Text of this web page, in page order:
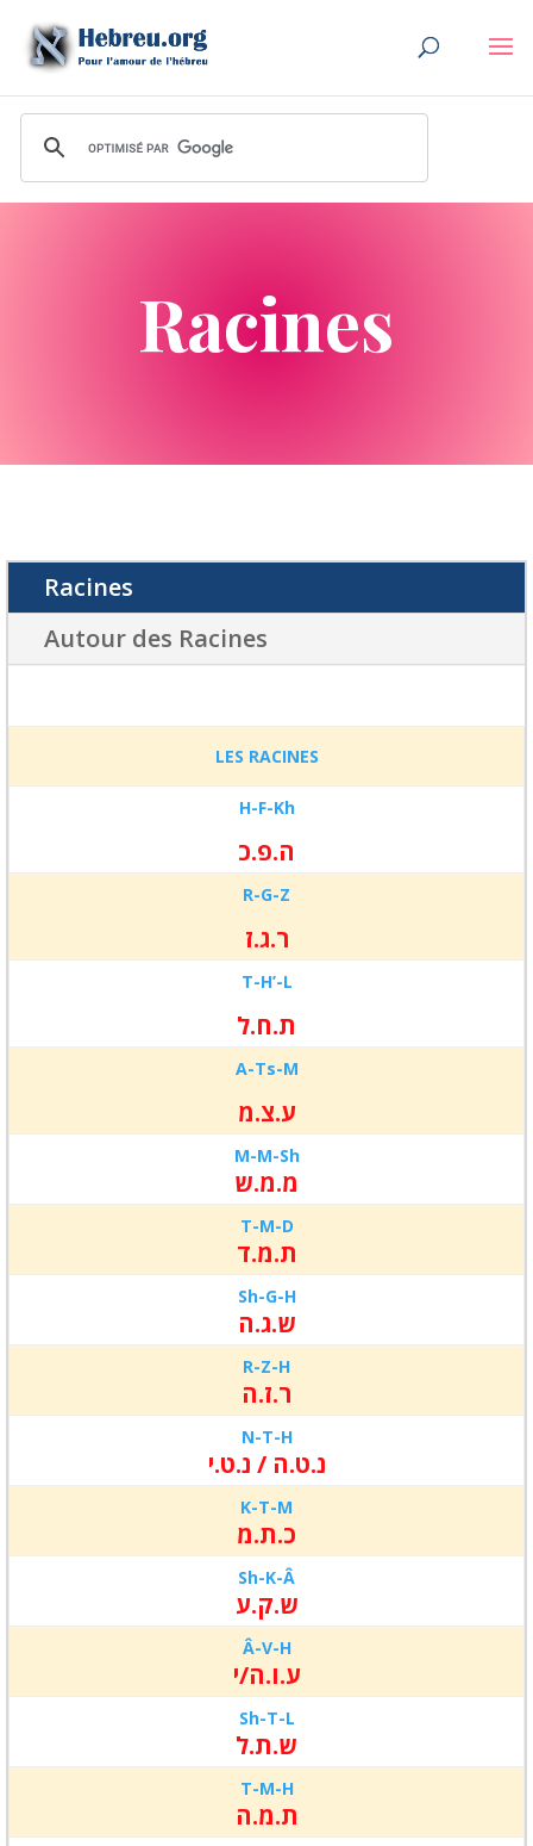
Racines
Racines
Autour des Racines
LES RACINES
H-F-Kh
ה.פ.כ
R-G-Z
ר.ג.ז
T-H’-L
ת.ח.ל
A-Ts-M
ע.צ.מ
M-M-Sh
מ.מ.ש
T-M-D
ת.מ.ד
Sh-G-H
ש.ג.ה
R-Z-H
ר.ז.ה
N-T-H
נ.ט.ה / נ.ט.י
K-T-M
כ.ת.מ
Sh-K-Â
ש.ק.ע
Â-V-H
ע.ו.ה/י
Sh-T-L
ש.ת.ל
T-M-H
ת.מ.ה